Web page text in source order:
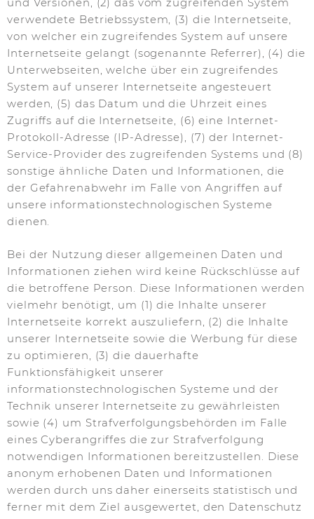
verwendete Betriebssystem, (3) die Internetseite,
von welcher ein zugreifendes System auf unsere
Internetseite gelangt (sogenannte Referrer), (4) die
Unterwebseiten, welche über ein zugreifendes
System auf unserer Internetseite angesteuert
werden, (5) das Datum und die Uhrzeit eines
Zugriffs auf die Internetseite, (6) eine Internet-
Protokoll-Adresse (IP-Adresse), (7) der Internet-
Service-Provider des zugreifenden Systems und (8)
sonstige ähnliche Daten und Informationen, die
der Gefahrenabwehr im Falle von Angriffen auf
unsere informationstechnologischen Systeme
dienen.
Bei der Nutzung dieser allgemeinen Daten und
Informationen ziehen wird keine Rückschlüsse auf
die betroffene Person. Diese Informationen werden
vielmehr benötigt, um (1) die Inhalte unserer
Internetseite korrekt auszuliefern, (2) die Inhalte
unserer Internetseite sowie die Werbung für diese
zu optimieren, (3) die dauerhafte
Funktionsfähigkeit unserer
informationstechnologischen Systeme und der
Technik unserer Internetseite zu gewährleisten
sowie (4) um Strafverfolgungsbehörden im Falle
eines Cyberangriffes die zur Strafverfolgung
notwendigen Informationen bereitzustellen. Diese
anonym erhobenen Daten und Informationen
werden durch uns daher einerseits statistisch und
ferner mit dem Ziel ausgewertet, den Datenschutz